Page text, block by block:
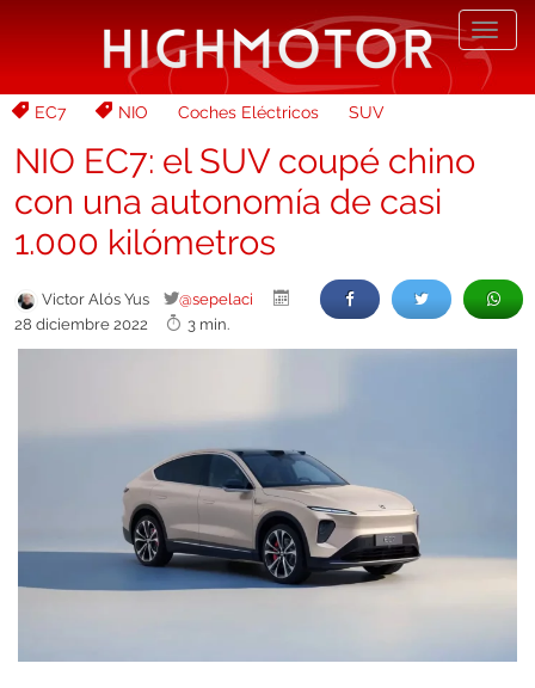
EC7 NIO Coches Eléctricos SUV
NIO EC7: el SUV coupé chino
con una autonomía de casi
1.000 kilómetros
Victor Alós Yus
@sepelaci
28 diciembre 2022
3 min.